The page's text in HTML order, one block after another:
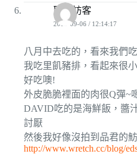
匿名訪客
2009-09-06 / 12:14:17
八月中去吃的，看來我們
我吃里飢豬排，看起來很
好吃噢!
外皮脆脆裡面的肉很Q彈~
DAVID吃的是海鮮飯，醬
討厭
然後我好像沒拍到品君的
http://www.wretch.cc/blog/